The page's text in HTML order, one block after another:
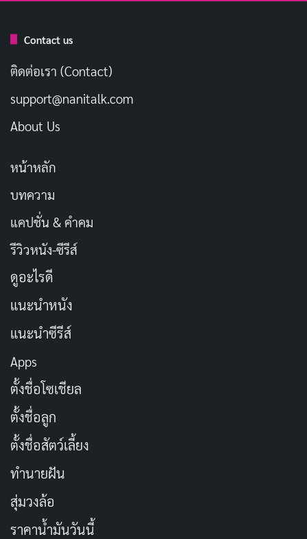
Contact us
ติดต่อเรา (Contact)
support@nanitalk.com
About Us
หน้าหลัก
บทความ
แคปชั่น & คำคม
รีวิวหนัง-ซีรีส์
ดูอะไรดี
แนะนำหนัง
แนะนำซีรีส์
Apps
ตั้งชื่อโซเชียล
ตั้งชื่อลูก
ตั้งชื่อสัตว์เลี้ยง
ทำนายฝัน
สุ่มวงล้อ
ราคาน้ำมันวันนี้